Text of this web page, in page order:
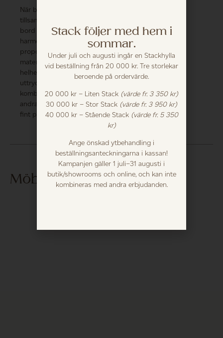
När bänken används
tillsammans med Mafrids
bord skapas ett
harmoniskt uttryck där
proportioner, höjder och
material möts i en visuell
helhet. Men bänkens rena
uttryck gör den lätt att
kombinera även med
andra möbler – den står
fint på egna ben.
Möblera med...
Stack följer med hem i
sommar.
Under juli och augusti ingår en Stackhylla
vid beställning från 20 000 kr. Tre storlekar
beroende på ordervärde.
20 000 kr – Liten Stack (värde fr. 3 350 kr)
30 000 kr – Stor Stack (värde fr. 3 950 kr)
40 000 kr – Stående Stack (värde fr. 5 350
kr)
Ange önskad ytbehandling i
beställningsanteckningarna i kassan!
Kampanjen gäller 1 juli–31 augusti i
butik/showrooms och online, och kan inte
kombineras med andra erbjudanden.